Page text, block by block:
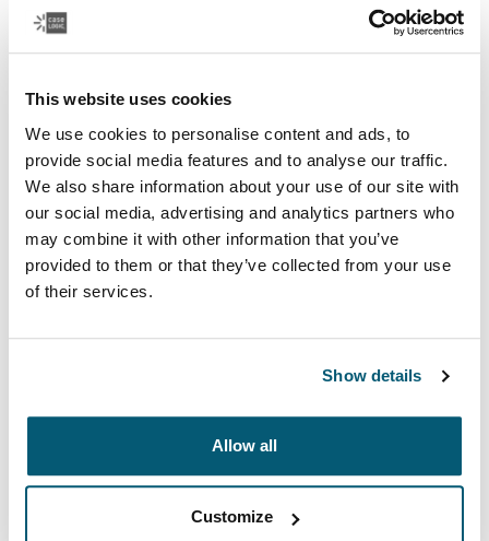
This website uses cookies
We use cookies to personalise content and ads, to
provide social media features and to analyse our traffic.
We also share information about your use of our site with
our social media, advertising and analytics partners who
may combine it with other information that you’ve
provided to them or that they’ve collected from your use
of their services.
Show details
Allow all
Customize
39,99 €
Couleur
Case Logic Reflect 14" Laptop Sleeve Pourpre concentré
Case Logic Reflect 14" Laptop Sleeve Rouge nuancé
Case Logic Reflect 14" Laptop Sleeve Boulder Beige
Case Logic Reflect 14" Laptop Sleeve Noir
Case Logic Reflect 14" Laptop Sleeve Jaune clair
Case Logic Reflect 14" Laptop Sleeve Dark
Toggle features
Toutes les caractéristiques